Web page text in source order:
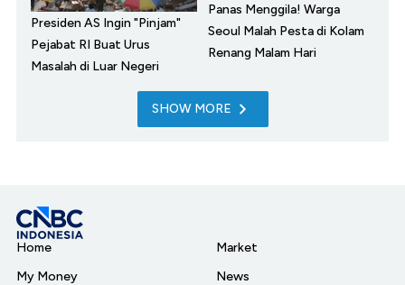
Presiden AS Ingin "Pinjam"
Pejabat RI Buat Urus
Masalah di Luar Negeri
Panas Menggila! Warga
Seoul Malah Pesta di Kolam
Renang Malam Hari
SHOW MORE
Home
My Money
Market
News